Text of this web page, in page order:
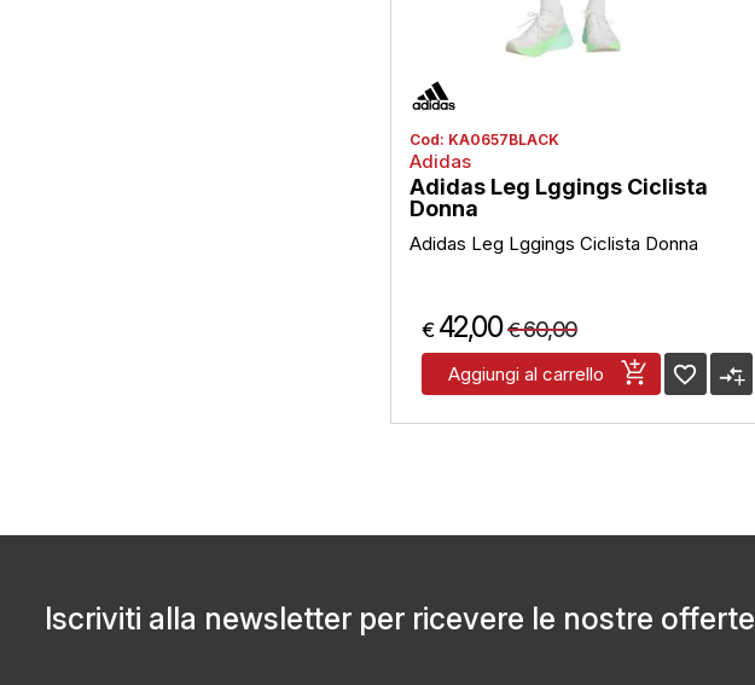
Cod: KA0657BLACK
Adidas
Adidas Leg Lggings Ciclista
Donna
Adidas Leg Lggings Ciclista Donna
€ 42,00 €60,00
Aggiungi al carrello favorite_border compare_arrows
Iscriviti alla newsletter per ricevere le nostre offerte